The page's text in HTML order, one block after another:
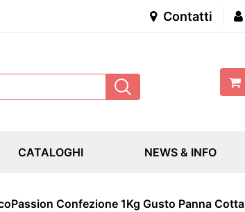
Contatti
CATALOGHI NEWS & INFO
Confezione 1Kg Gusto Panna Cotta